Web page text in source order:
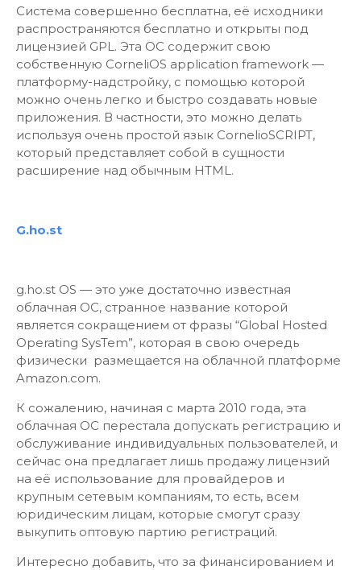
Система совершенно бесплатна, её исходники
распространяются бесплатно и открыты под
лицензией GPL. Эта ОС содержит свою
собственную CorneliOS application framework —
платформу-надстройку, с помощью которой
можно очень легко и быстро создавать новые
приложения. В частности, это можно делать
используя очень простой язык CornelioSCRIPT,
который представляет собой в сущности
расширение над обычным HTML.
G.ho.st
g.ho.st OS — это уже достаточно известная
облачная ОС, странное название которой
является сокращением от фразы “Global Hosted
Operating SysTem”, которая в свою очередь
физически размещается на облачной платформе
Amazon.com.
К сожалению, начиная с марта 2010 года, эта
облачная ОС перестала допускать регистрацию и
обслуживание индивидуальных пользователей, и
сейчас она предлагает лишь продажу лицензий
на её использование для провайдеров и
крупным сетевым компаниям, то есть, всем
юридическим лицам, которые смогут сразу
выкупить оптовую партию регистраций.
Интересно добавить, что за финансированием и